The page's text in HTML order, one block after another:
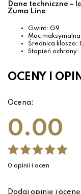
Dane techniczne –
Zuma Line
Gwint: G9
Moc
Średnica klosza:
Stopień ochrony:
OCENY I
Ocena:
0.00
0 opinii i ocen
Dodaj opinię i